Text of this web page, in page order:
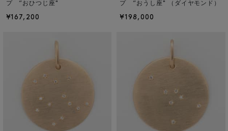
プ “おひつじ座"
¥167,200
プ “おうし座" （ダイヤモンド）
¥198,000